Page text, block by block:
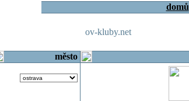
domů
ov-kluby.net
město